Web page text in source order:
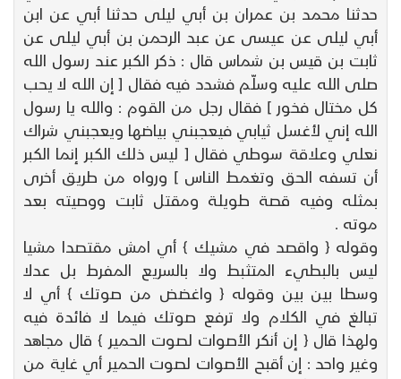
حدثنا محمد بن عمران بن أبي ليلى حدثنا أبي عن ابن
أبي ليلى عن عيسى عن عبد الرحمن بن أبي ليلى عن
ثابت بن قيس بن شماس قال : ذكر الكبر عند رسول الله
صلى الله عليه وسلّم فشدد فيه فقال [ إن الله لا يحب
كل مختال فخور ] فقال رجل من القوم : والله يا رسول
الله إني لأغسل ثيابي فيعجبني بياضها ويعجبني شراك
نعلي وعلاقة سوطي فقال [ ليس ذلك الكبر إنما الكبر
أن تسفه الحق وتغمط الناس ] ورواه من طريق أخرى
بمثله وفيه قصة طويلة ومقتل ثابت ووصيته بعد
موته .
وقوله { واقصد في مشيك } أي امش مقتصدا مشيا
ليس بالبطيء المتثبط ولا بالسريع المفرط بل عدلا
وسطا بين بين وقوله { واغضض من صوتك } أي لا
تبالغ في الكلام ولا ترفع صوتك فيما لا فائدة فيه
ولهذا قال { إن أنكر الأصوات لصوت الحمير } قال مجاهد
وغير واحد : إن أقبح الأصوات لصوت الحمير أي غاية من